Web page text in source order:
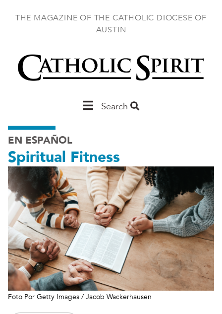
THE MAGAZINE OF THE CATHOLIC DIOCESE OF
AUSTIN
MainSearch
EN ESPAÑOL
Spiritual Fitness
Foto Por Getty Images / Jacob Wackerhausen